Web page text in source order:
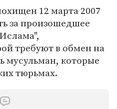
12 марта 2007
за произошедшее
требуют в обмен на
мусульман, которые
тюрьмах.